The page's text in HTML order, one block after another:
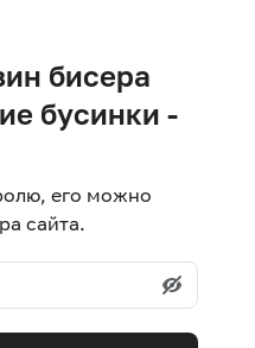
бисера
бусинки -
его можно
сайта.